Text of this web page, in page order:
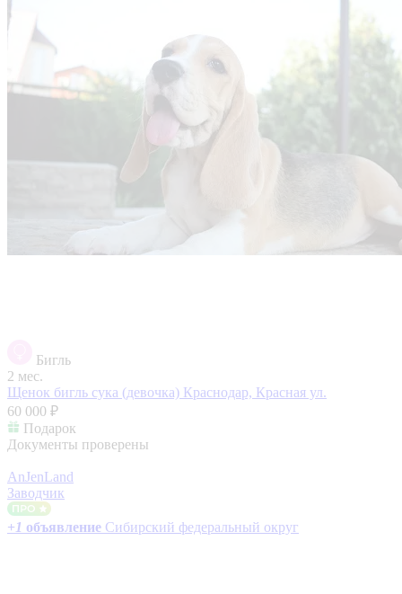
Бигль
2 мес.
Щенок бигль сука (девочка) Краснодар, Красная ул.
60 000 ₽
Подарок
Документы проверены
AnJenLand
Заводчик
+1 объявление Сибирский федеральный округ